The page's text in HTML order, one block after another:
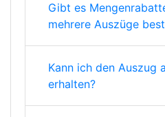
Gibt es
mehrere Auszüge
Kann ich den Auszug
erhalten?